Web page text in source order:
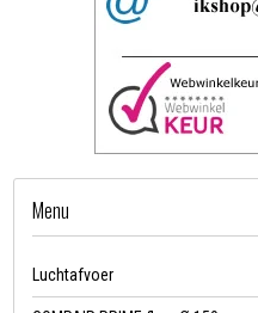
Menu
Luchtafvoer